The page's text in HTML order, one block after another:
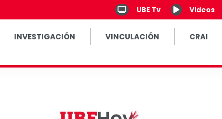
UBE Tv Videos
INVESTIGACIÓN VINCULACIÓN CRAI